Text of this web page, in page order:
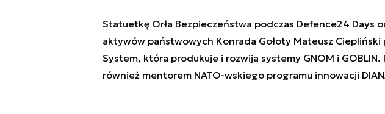
Statuetkę Orła Bezpieczeństwa podczas Defence24 Days
aktywów państwowych Konrada Gołoty Mateusz Ciepliński
System, która produkuje i rozwija systemy GNOM i
również mentorem NATO-wskiego programu innowacji